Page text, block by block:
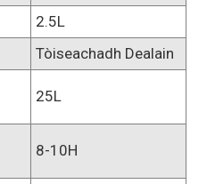
2.5L
Tòiseachadh Dealain
25L
8-10H